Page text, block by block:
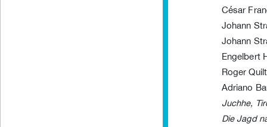
César
Johann
Johann
Engelbert
Roger
Adriano
Juchhe,
Die Jagd